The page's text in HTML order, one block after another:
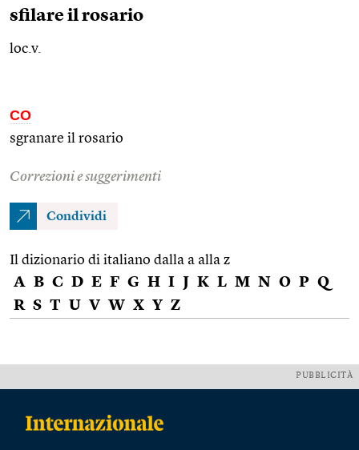
sfilare il rosario
loc.v.
CO
sgranare il rosario
Correzioni e suggerimenti
Condividi
Il dizionario di italiano dalla a alla z
A B C D E F G H I J K L M N O P Q
R S T U V W X Y Z
PUBBLICITÀ